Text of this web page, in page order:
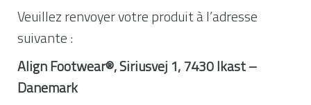
Veuillez renvoyer votre produit à l’adresse
suivante :
Align Footwear®, Siriusvej 1, 7430 Ikast –
Danemark